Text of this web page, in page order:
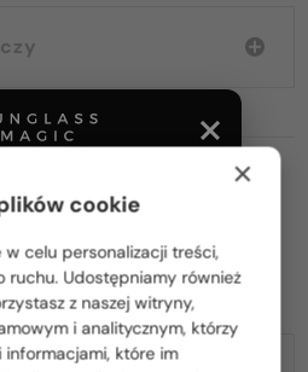
2-4 DNI -25%
odpowiedni dla Ciebie kraj:
×
cookie
celu personalizacji treści,
ruchu. Udostępniamy również
z naszej witryny,
i analitycznym, którzy
informacjami, które im